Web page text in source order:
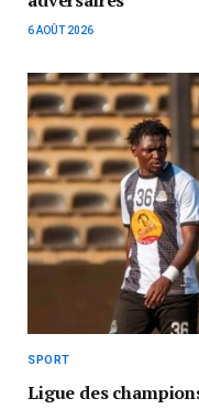
6 AOÛT 2026
SPORT
Ligue des